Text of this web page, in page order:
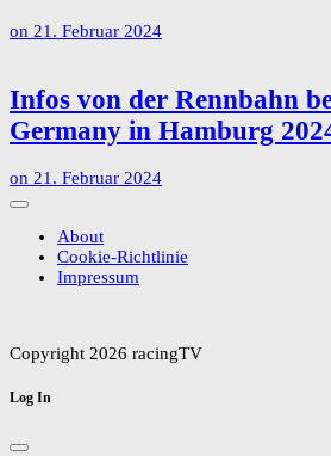
on 21. Februar 2024
Infos von der Rennbahn
Germany in Hamburg
on 21. Februar 2024
About
Cookie-Richtlinie
Impressum
Copyright 2026 racingTV
Log In